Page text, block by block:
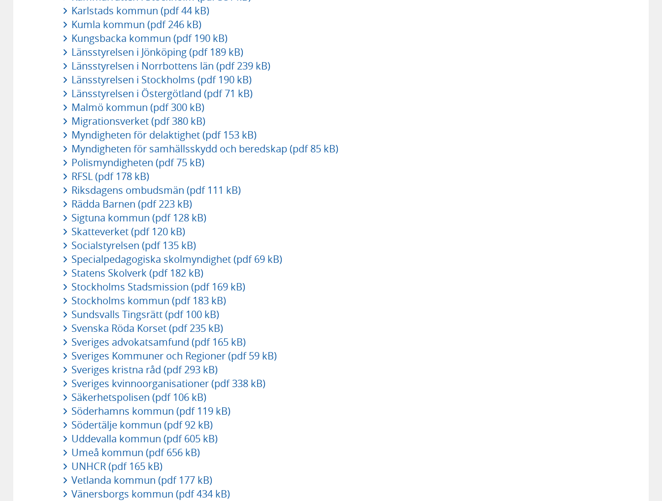
Karlstads kommun (pdf 44 kB)
Kumla kommun (pdf 246 kB)
Kungsbacka kommun (pdf 190 kB)
Länsstyrelsen i Jönköping (pdf 189 kB)
Länsstyrelsen i Norrbottens län (pdf 239 kB)
Länsstyrelsen i Stockholms (pdf 190 kB)
Länsstyrelsen i Östergötland (pdf 71 kB)
Malmö kommun (pdf 300 kB)
Migrationsverket (pdf 380 kB)
Myndigheten för delaktighet (pdf 153 kB)
Myndigheten för samhällsskydd och beredskap (pdf 85 kB)
Polismyndigheten (pdf 75 kB)
RFSL (pdf 178 kB)
Riksdagens ombudsmän (pdf 111 kB)
Rädda Barnen (pdf 223 kB)
Sigtuna kommun (pdf 128 kB)
Skatteverket (pdf 120 kB)
Socialstyrelsen (pdf 135 kB)
Specialpedagogiska skolmyndighet (pdf 69 kB)
Statens Skolverk (pdf 182 kB)
Stockholms Stadsmission (pdf 169 kB)
Stockholms kommun (pdf 183 kB)
Sundsvalls Tingsrätt (pdf 100 kB)
Svenska Röda Korset (pdf 235 kB)
Sveriges advokatsamfund (pdf 165 kB)
Sveriges Kommuner och Regioner (pdf 59 kB)
Sveriges kristna råd (pdf 293 kB)
Sveriges kvinnoorganisationer (pdf 338 kB)
Säkerhetspolisen (pdf 106 kB)
Söderhamns kommun (pdf 119 kB)
Södertälje kommun (pdf 92 kB)
Uddevalla kommun (pdf 605 kB)
Umeå kommun (pdf 656 kB)
UNHCR (pdf 165 kB)
Vetlanda kommun (pdf 177 kB)
Vänersborgs kommun (pdf 434 kB)